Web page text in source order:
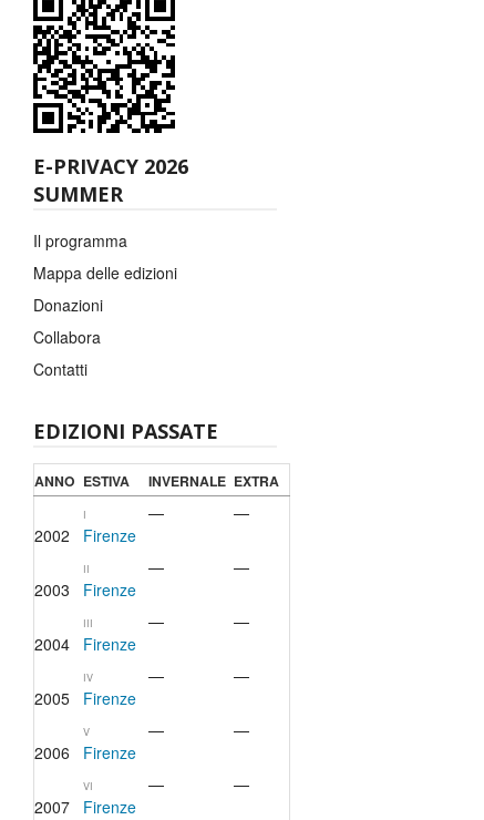
E-PRIVACY 2026
SUMMER
Il programma
Mappa delle edizioni
Donazioni
Collabora
Contatti
EDIZIONI PASSATE
ANNO ESTIVA INVERNALE EXTRA
2002
I
Firenze
— —
2003
II
Firenze
— —
2004
III
Firenze
— —
2005
IV
Firenze
— —
2006
V
Firenze
— —
2007
VI
Firenze
— —